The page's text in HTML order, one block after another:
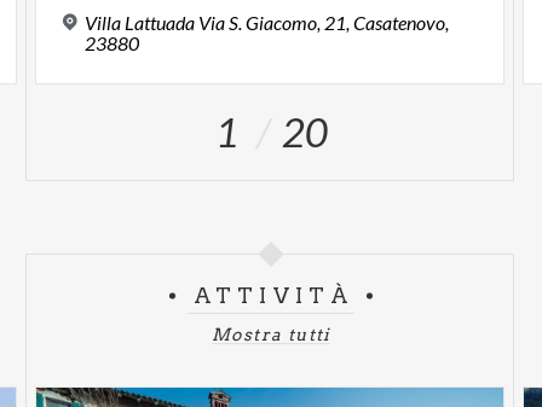
Villa Lattuada Via S. Giacomo, 21, Casatenovo,
23880
1 20
ATTIVITÀ
Mostra tutti